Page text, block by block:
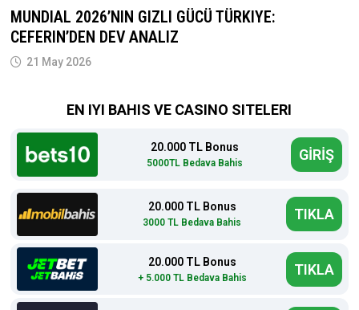
MUNDIAL 2026’NIN GIZLI GÜCÜ TÜRKIYE:
CEFERIN’DEN DEV ANALIZ
21 May 2026
EN IYI BAHIS VE CASINO SITELERI
20.000 TL Bonus
5000TL Bedava Bahis GİRİŞ
20.000 TL Bonus
3000 TL Bedava Bahis TIKLA
20.000 TL Bonus
+ 5.000 TL Bedava Bahis TIKLA